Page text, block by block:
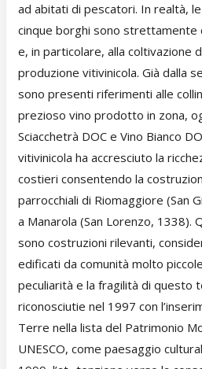
ad abitati di pescatori. In realtà,
cinque borghi sono strettamente
e, in particolare, alla coltivazione
produzione vitivinicola. Già dalla
sono presenti riferimenti alle
prezioso vino prodotto in zona,
Sciacchetrà DOC e Vino Bianco
vitivinicola ha accresciuto la
costieri consentendo la
parrocchiali di Riomaggiore (San
a Manarola (San Lorenzo, 1338).
sono costruzioni rilevanti,
edificati da comunità molto
peculiarità e la fragilità di questo
riconosciutie nel 1997 con
Terre nella lista del Patrimonio
UNESCO, come paesaggio